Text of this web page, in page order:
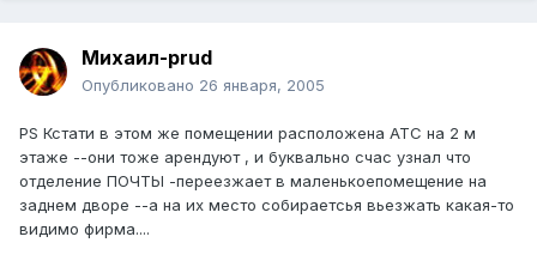
Михаил-prud
Опубликовано 26 января, 2005
PS Кстати в этом же помещении расположена АТС на 2 м
этаже --они тоже арендуют , и буквально счас узнал что
отделение ПОЧТЫ -переезжает в маленькоепомещение на
заднем дворе --а на их место собираетсья вьезжать какая-то
видимо фирма....